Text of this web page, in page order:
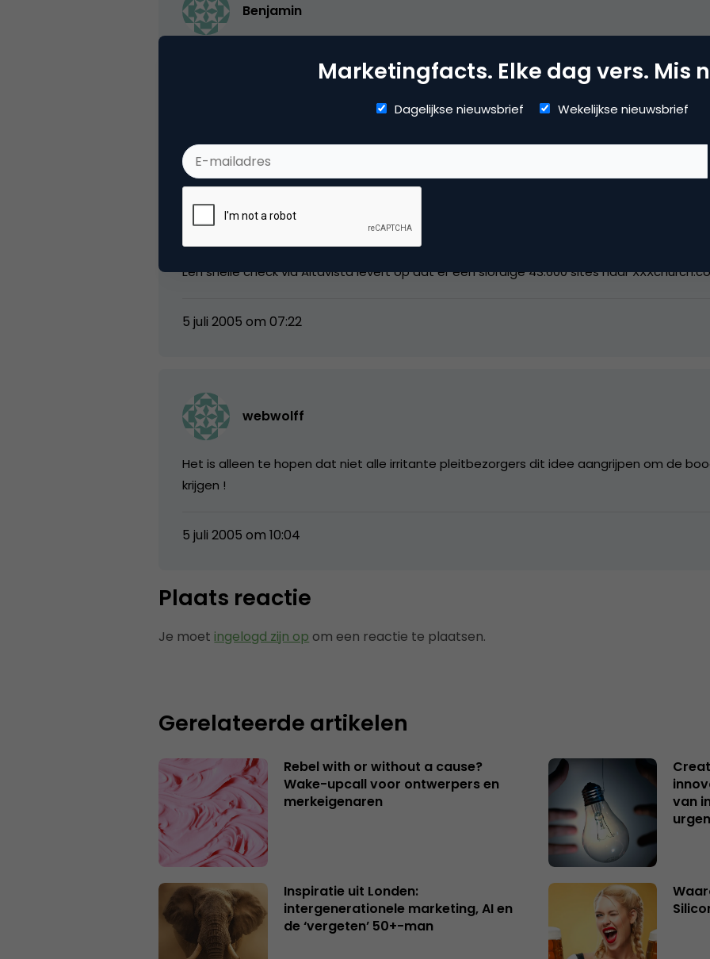
Benjamin
Weer typisch Amerikaans, hoe kan het ook anders.
Feit is wel dat ze met deze ene site wereldwijd veel exposure hebben gekregen via
Een snelle check via Altavista levert op dat er een slordige 43.600 sites naar
5 juli 2005 om 07:22
webwolff
Het is alleen te hopen dat niet alle irritante pleitbezorgers dit idee aangrijpen om de
krijgen !
5 juli 2005 om 10:04
Plaats reactie
Je moet ingelogd zijn op om een reactie te plaatsen.
Gerelateerde artikelen
Rebel with or without a cause?
Wake-upcall voor ontwerpers en
merkeigenaren
van
Inspiratie uit Londen:
intergenerationele marketing, AI en
de ‘vergeten’ 50+-man
Marketingfacts. Elke dag vers. Mis
Dagelijkse nieuwsbrief Wekelijkse nieuwsbrief